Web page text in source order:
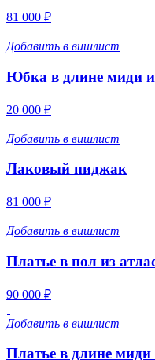
81 000 ₽
Добавить в вишлист
Юбка в длине миди
20 000 ₽
Добавить в вишлист
Лаковый пиджак
81 000 ₽
Добавить в вишлист
Платье в пол из
90 000 ₽
Добавить в вишлист
Платье в длине миди